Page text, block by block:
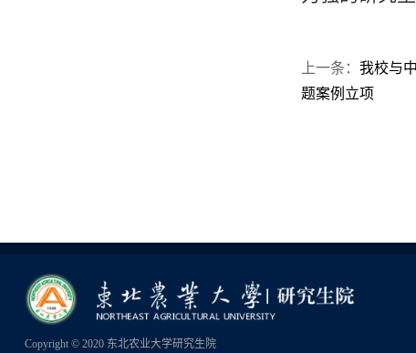
上一条： 我校与
题案例立项
Copyright © 2020 东北农业大学研究生院